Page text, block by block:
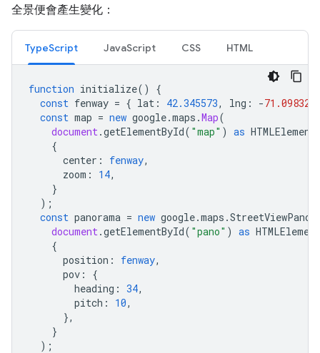
全景便會產生變化：
TypeScript JavaScript CSS HTML
function initialize()
{
const fenway = { lat : 42.345573, lng : -71.098326
const map = new google.maps .Map(
document.getElementById( "map" ) as HTMLElement
{
center : fenway,
zoom : 14,
}
);
const panorama = new google.maps .
document.getElementById( "pano" ) as HTMLElement
{
position : fenway,
pov :
{
heading : 34,
pitch : 10,
},
}
);